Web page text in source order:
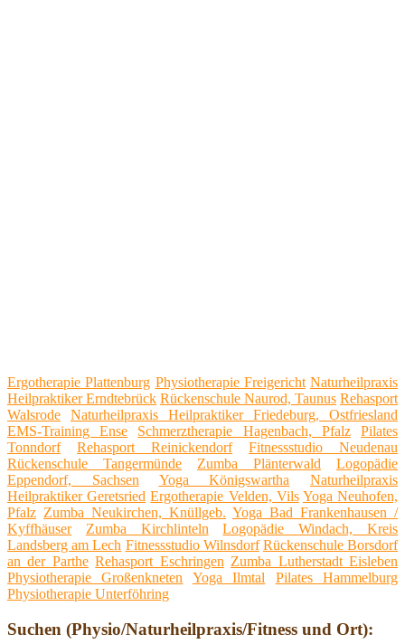
Ergotherapie Plattenburg Physiotherapie Freigericht Naturheilpraxis
Heilpraktiker Erndtebrück Rückenschule Naurod, Taunus Rehasport
Walsrode
Naturheilpraxis Heilpraktiker Friedeburg, Ostfriesland
EMS-Training Ense
Schmerztherapie Hagenbach, Pfalz
Pilates
Tonndorf
Rehasport Reinickendorf
Fitnessstudio Neudenau
Rückenschule Tangermünde
Zumba Plänterwald
Logopädie
Eppendorf, Sachsen
Yoga Königswartha
Naturheilpraxis
Heilpraktiker Geretsried Ergotherapie Velden, Vils Yoga Neuhofen,
Pfalz Zumba Neukirchen, Knüllgeb. Yoga Bad Frankenhausen /
Kyffhäuser
Zumba Kirchlinteln
Logopädie Windach, Kreis
Landsberg am Lech Fitnessstudio Wilnsdorf Rückenschule Borsdorf
an der Parthe Rehasport Eschringen Zumba Lutherstadt Eisleben
Physiotherapie Großenkneten
Yoga Ilmtal
Pilates Hammelburg
Physiotherapie Unterföhring
Suchen (Physio/Naturheilpraxis/Fitness und Ort):